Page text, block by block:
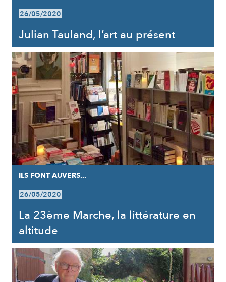
26/05/2020
Julian Tauland, l’art au présent
ILS FONT AUVERS...
26/05/2020
La 23ème Marche, la littérature en
altitude